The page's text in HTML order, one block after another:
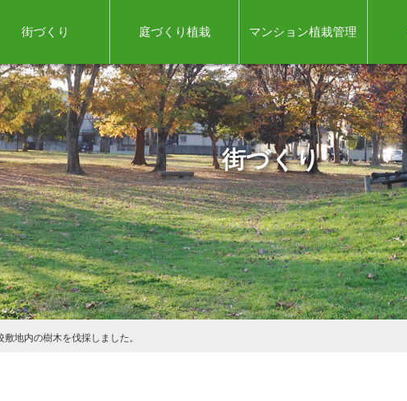
街づくり 庭づくり植栽 マンション植栽管理
街づくり
敷地内の樹木を伐採しました。